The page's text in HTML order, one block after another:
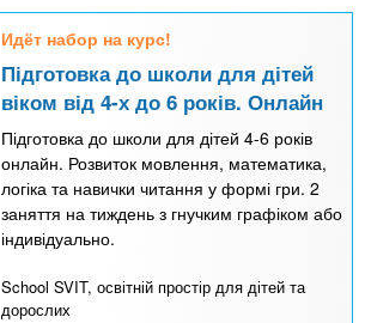
Идёт набор на курс!
Підготовка до школи для дітей
віком від 4-х до 6 років. Онлайн
Підготовка до школи для дітей 4-6 років
онлайн. Розвиток мовлення, математика,
логіка та навички читання у формі гри. 2
заняття на тиждень з гнучким графіком або
індивідуально.
School SVIT, освітній простір для дітей та
дорослих